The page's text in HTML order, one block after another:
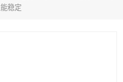
稳定